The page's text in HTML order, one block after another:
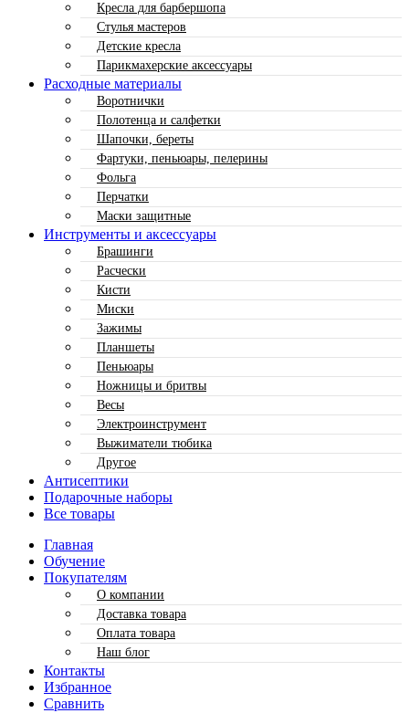
Кресла для барбершопа
Стулья мастеров
Детские кресла
Парикмахерские аксессуары
Расходные материалы
Воротнички
Полотенца и салфетки
Шапочки, береты
Фартуки, пеньюары, пелерины
Фольга
Перчатки
Маски защитные
Инструменты и аксессуары
Брашинги
Расчески
Кисти
Миски
Зажимы
Планшеты
Пеньюары
Ножницы и бритвы
Весы
Электроинструмент
Выжиматели тюбика
Другое
Антисептики
Подарочные наборы
Все товары
Главная
Обучение
Покупателям
О компании
Доставка товара
Оплата товара
Наш блог
Контакты
Избранное
Сравнить